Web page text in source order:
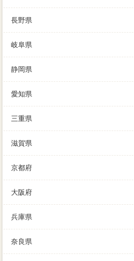
長野県
岐阜県
静岡県
愛知県
三重県
滋賀県
京都府
大阪府
兵庫県
奈良県